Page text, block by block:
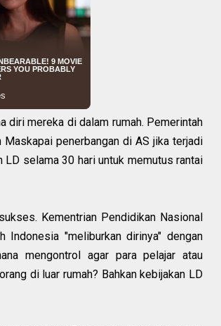
diri mereka di dalam rumah. Pemerintah
penerbangan di AS jika terjadi
LD selama 30 hari untuk memutus rantai
Kementrian Pendidikan Nasional
Indonesia "meliburkan dirinya" dengan
mengontrol agar para pelajar atau
di luar rumah? Bahkan kebijakan LD